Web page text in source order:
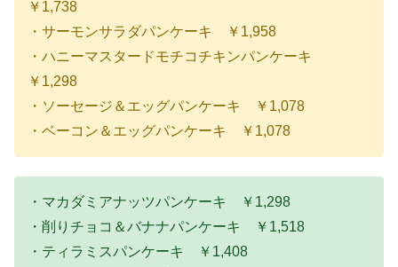
￥1,738
・サーモンサラダパンケーキ ￥1,958
・ハニーマスタードモチコチキンパンケーキ
￥1,298
・ソーセージ＆エッグパンケーキ ￥1,078
・ベーコン＆エッグパンケーキ ￥1,078
・マカダミアナッツパンケーキ ￥1,298
・削りチョコ＆バナナパンケーキ ￥1,518
・ティラミスパンケーキ ￥1,408